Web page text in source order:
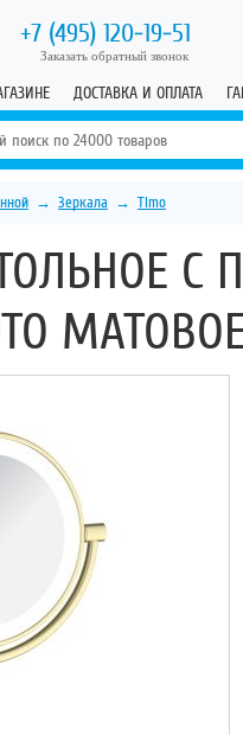
+7 (495) 120-19-51
Заказать обратный звонок
ДОСТАВКА И ОПЛАТА
→ Зеркала → Timo
С